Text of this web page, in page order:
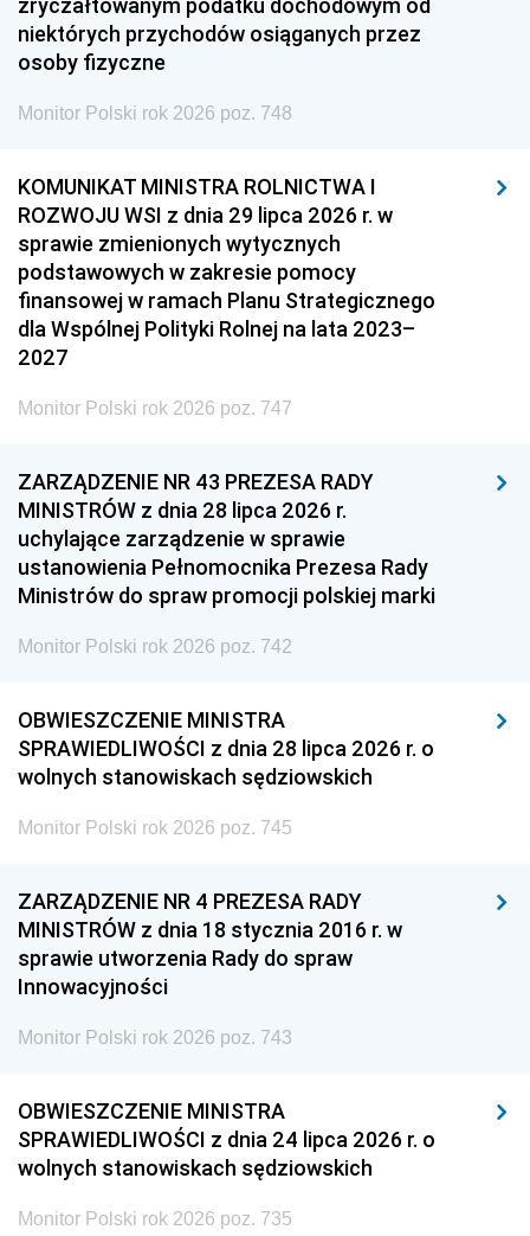
niektórych przychodów osiąganych przez
osoby fizyczne
Monitor Polski rok 2026 poz. 748
KOMUNIKAT MINISTRA ROLNICTWA I
ROZWOJU WSI z dnia 29 lipca 2026 r. w
sprawie zmienionych wytycznych
podstawowych w zakresie pomocy
finansowej w ramach Planu Strategicznego
dla Wspólnej Polityki Rolnej na lata 2023–
2027
Monitor Polski rok 2026 poz. 747
ZARZĄDZENIE NR 43 PREZESA RADY
MINISTRÓW z dnia 28 lipca 2026 r.
uchylające zarządzenie w sprawie
ustanowienia Pełnomocnika Prezesa Rady
Ministrów do spraw promocji polskiej marki
Monitor Polski rok 2026 poz. 742
OBWIESZCZENIE MINISTRA
SPRAWIEDLIWOŚCI z dnia 28 lipca 2026 r. o
wolnych stanowiskach sędziowskich
Monitor Polski rok 2026 poz. 745
ZARZĄDZENIE NR 4 PREZESA RADY
MINISTRÓW z dnia 18 stycznia 2016 r. w
sprawie utworzenia Rady do spraw
Innowacyjności
Monitor Polski rok 2026 poz. 743
OBWIESZCZENIE MINISTRA
SPRAWIEDLIWOŚCI z dnia 24 lipca 2026 r. o
wolnych stanowiskach sędziowskich
Monitor Polski rok 2026 poz. 735